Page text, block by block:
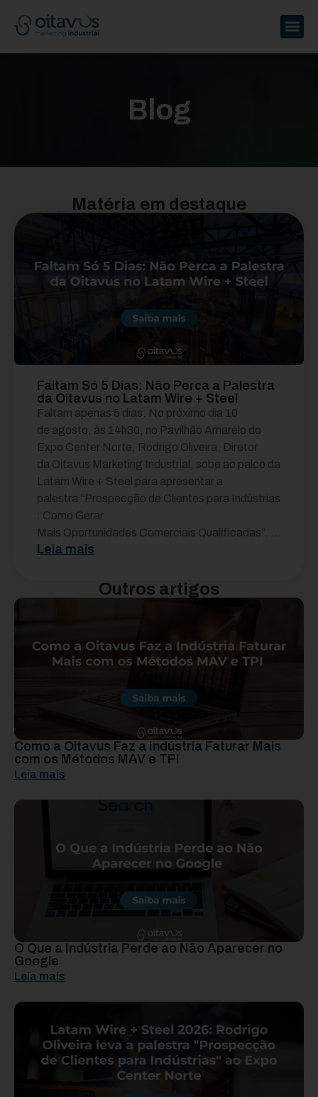
Blog
Matéria em destaque
Faltam Só 5 Dias: Não Perca a Palestra
da Oitavus no Latam Wire + Steel
Faltam apenas 5 dias. No próximo dia 10
de agosto, às 14h30, no Pavilhão Amarelo do
Expo Center Norte, Rodrigo Oliveira, Diretor
da Oitavus Marketing Industrial, sobe ao palco da
Latam Wire + Steel para apresentar a
palestra “Prospecção de Clientes para Indústrias
: Como Gerar
Mais Oportunidades Comerciais Qualificadas”. ...
Leia mais
Outros artigos
Como a Oitavus Faz a Indústria Faturar Mais
com os Métodos MAV e TPI
Leia mais
O Que a Indústria Perde ao Não Aparecer no
Google
Leia mais